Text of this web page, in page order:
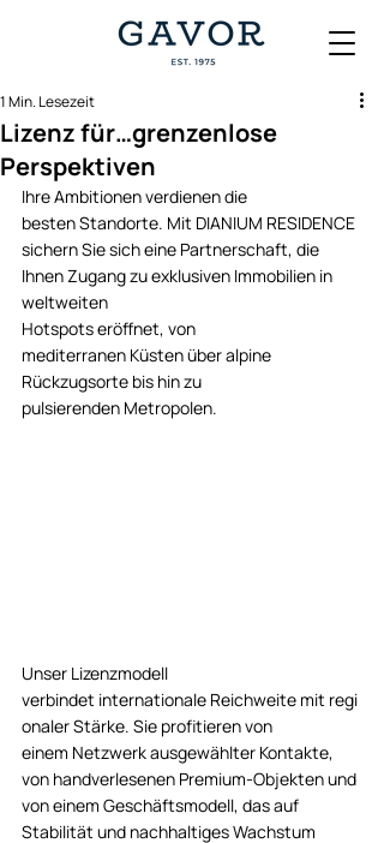
Lizenz für…grenzenlose
Perspektiven
1 Min. Lesezeit
Ihre Ambitionen verdienen die
besten Standorte. Mit DIANIUM RESIDENCE
sichern Sie sich eine Partnerschaft, die
Ihnen Zugang zu exklusiven Immobilien in
weltweiten
Hotspots eröffnet, von
mediterranen Küsten über alpine
Rückzugsorte bis hin zu
pulsierenden Metropolen.
Unser Lizenzmodell
verbindet internationale Reichweite mit regi
onaler Stärke. Sie profitieren von
einem Netzwerk ausgewählter Kontakte,
von handverlesenen Premium-Objekten und
von einem Geschäftsmodell, das auf
Stabilität und nachhaltiges Wachstum